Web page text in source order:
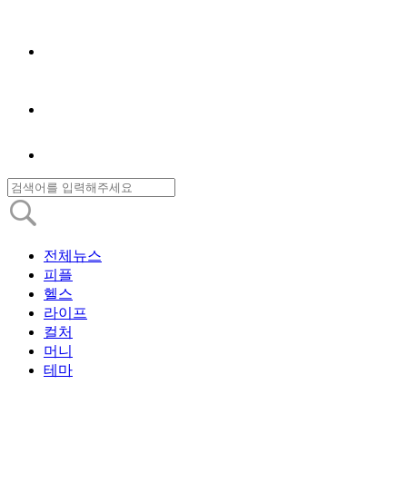
전체뉴스
피플
헬스
라이프
컬처
머니
테마